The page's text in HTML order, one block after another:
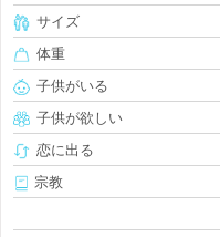
サイズ
体重
子供がいる
子供が欲しい
恋に出る
宗教